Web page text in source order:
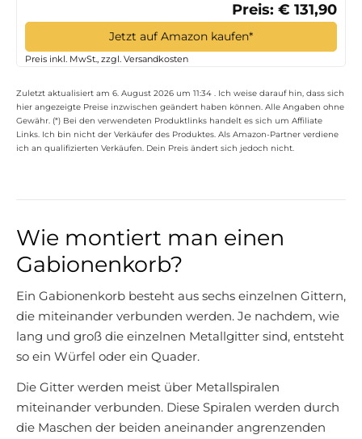
Preis: € 131,90
Jetzt auf Amazon kaufen*
Preis inkl. MwSt., zzgl. Versandkosten
Zuletzt aktualisiert am 6. August 2026 um 11:34 . Ich weise darauf hin, dass sich
hier angezeigte Preise inzwischen geändert haben können. Alle Angaben ohne
Gewähr. (*) Bei den verwendeten Produktlinks handelt es sich um Affiliate
Links. Ich bin nicht der Verkäufer des Produktes. Als Amazon-Partner verdiene
ich an qualifizierten Verkäufen. Dein Preis ändert sich jedoch nicht.
Wie montiert man einen
Gabionenkorb?
Ein Gabionenkorb besteht aus sechs einzelnen Gittern,
die miteinander verbunden werden. Je nachdem, wie
lang und groß die einzelnen Metallgitter sind, entsteht
so ein Würfel oder ein Quader.
Die Gitter werden meist über Metallspiralen
miteinander verbunden. Diese Spiralen werden durch
die Maschen der beiden aneinander angrenzenden